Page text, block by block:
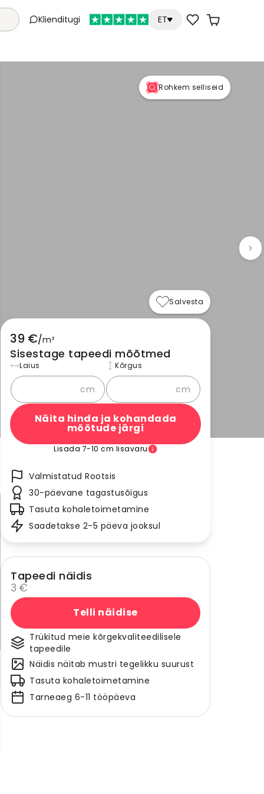
Klienditugi ET
Rohkem selliseid
Salvesta
39 €/m²
Sisestage tapeedi mõõtmed
Laius
cm
Kõrgus
cm
Näita hinda ja kohandada
mõõtude järgi
Lisada 7-10 cm lisavaru
Valmistatud Rootsis
30-päevane tagastusõigus
Tasuta kohaletoimetamine
Saadetakse 2-5 päeva jooksul
Tapeedi näidis
3 €
Telli näidise
Trükitud meie kõrgekvaliteedilisele
tapeedile
Näidis näitab mustri tegelikku suurust
Tasuta kohaletoimetamine
Tarneaeg 6-11 tööpäeva